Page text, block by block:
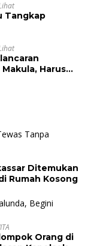
Tangkap
Harus
Ditemukan
Rumah Kosong
Orang di